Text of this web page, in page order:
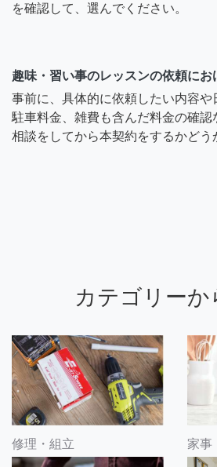
を確認して、選んでください。
趣味・習い事のレッスンの依頼にお
事前に、具体的に依頼したい内容
駐車料金、雑費も含んだ料金の確認
相談をしてから本契約をするかどう
カテゴリーか
修理・組立 家事